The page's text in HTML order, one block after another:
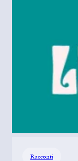
Racconti